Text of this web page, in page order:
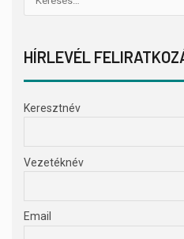
HÍRLEVÉL
Keresztnév
Vezetéknév
Email